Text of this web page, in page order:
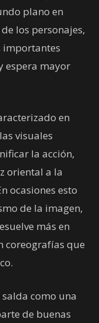
plano en
los personajes,
importantes
espera mayor
en
visuales
la acción,
oriental a la
ocasiones esto
de la imagen,
más en
coreografías que
salda como una
de buenas